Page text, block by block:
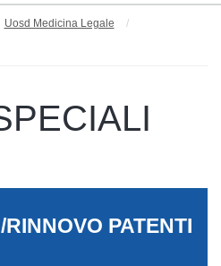
Uosd Medicina Legale
PATENTI